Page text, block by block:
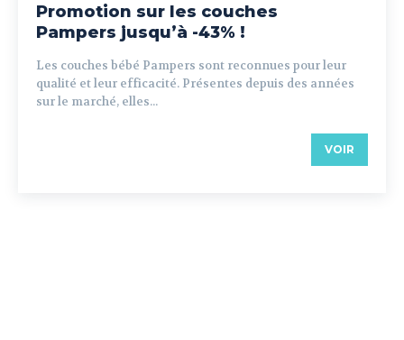
Promotion sur les couches
Pampers jusqu’à -43% !
Les couches bébé Pampers sont reconnues pour leur
qualité et leur efficacité. Présentes depuis des années
sur le marché, elles...
VOIR